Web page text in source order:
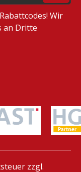
Wir
an Dritte
zzgl.